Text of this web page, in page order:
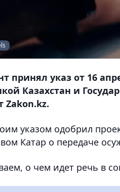
принял указ от 16
Казахстан и
Zakon.kz.
указом одобрил
Катар о передаче
о чем идет речь в